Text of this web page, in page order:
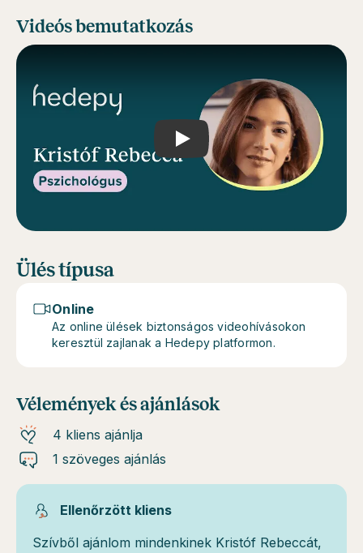
Videós bemutatkozás
Play
Ülés típusa
Online
Az online ülések biztonságos videohívásokon
keresztül zajlanak a Hedepy platformon.
Vélemények és ajánlások
4 kliens ajánlja
1 szöveges ajánlás
Ellenőrzött kliens
Szívből ajánlom mindenkinek Kristóf Rebeccát,